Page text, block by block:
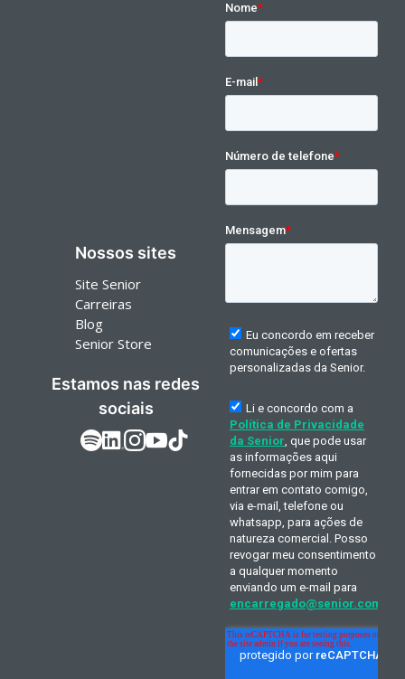
Nossos sites
Site Senior
Carreiras
Blog
Senior Store
Estamos nas redes
sociais